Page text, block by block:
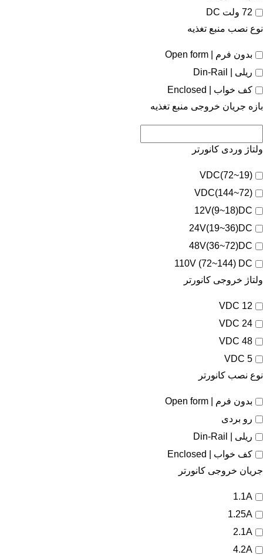
72 ولت DC
نوع نصب منبع تغذیه
بدون فرم | Open form
ریلی | Din-Rail
کف خواب | Enclosed
بازه جریان خروجی منبع تغذیه
ولتاژ وردی کانورتر
(19~72)VDC
(72~144)VDC
12V(9~18)DC
24V(19~36)DC
48V(36~72)DC
110V (72~144) DC
ولتاژ خروجی کانورتر
12 VDC
24 VDC
48 VDC
5 VDC
نوع نصب کانورتر
بدون فرم | Open form
رو بردی
ریلی | Din-Rail
کف خواب | Enclosed
جریان خروجی کانورتر
1.1A
1.25A
2.1A
4.2A